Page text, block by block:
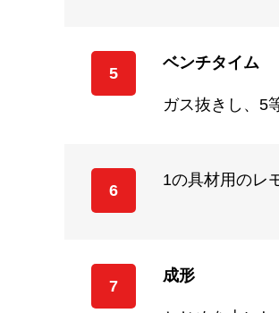
5
ベンチタイム
ガス抜きし、5
6
1の具材用のレ
7
成形